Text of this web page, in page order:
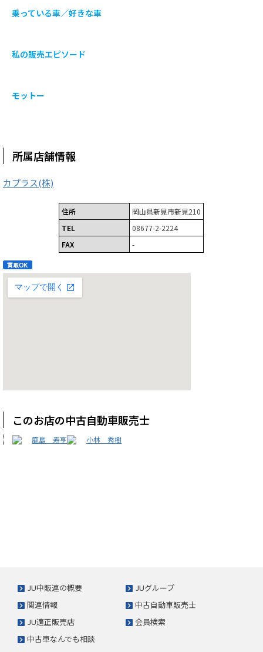
乗っている車／好きな車
私の販売エピソード
モットー
所属店舗情報
カプラス(株)
住所
岡山県新見市新見210
TEL
08677-2-2224
FAX
-
このお店の中古自動車販売士
鹿島 寿亨 小林 秀樹
JU中販連の概要
JUグループ
関連情報
中古自動車販売士
JU適正販売店
会員検索
中古車なんでも相談